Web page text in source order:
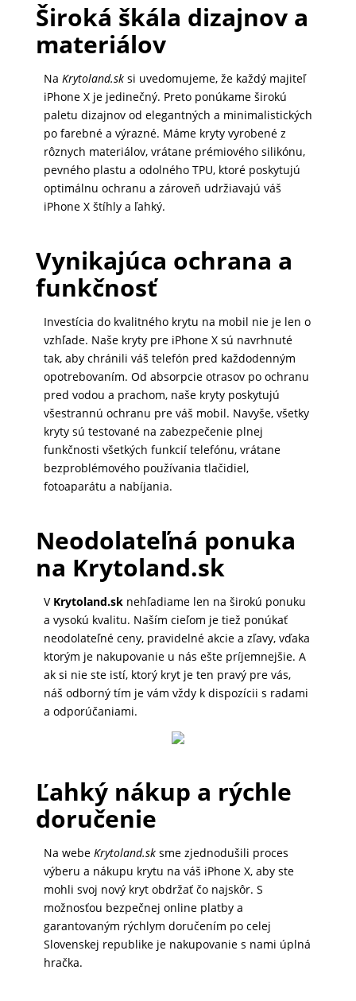
TABLETY
NOTEBOOK
GAMING
SMART
DOMÁCNOSŤ
POPSOCKETY
PRÍSLUŠENSTVO
FOTO,
OUTDOOR
ZDRAVIE
Široká škála dizajnov a
materiálov
Na Krytoland.sksi uvedomujeme, že každý majiteľ
iPhone X je jedinečný. Preto ponúkame širokú
paletu dizajnov od elegantných a minimalistických
po farebné a výrazné. Máme kryty vyrobené z
rôznych materiálov, vrátane prémiového silikónu,
pevného plastu a odolného TPU, ktoré poskytujú
optimálnu ochranu a zároveň udržiavajú váš
iPhone X štíhly a ľahký.
Vynikajúca ochrana a
funkčnosť
Investícia do kvalitného krytu na mobil nie je len o
vzhľade. Naše kryty pre iPhone X sú navrhnuté
tak, aby chránili váš telefón pred každodenným
opotrebovaním. Od absorpcie otrasov po ochranu
pred vodou a prachom, naše kryty poskytujú
všestrannú ochranu pre váš mobil. Navyše, všetky
kryty sú testované na zabezpečenie plnej
funkčnosti všetkých funkcií telefónu, vrátane
bezproblémového používania tlačidiel,
fotoaparátu a nabíjania.
Neodolateľná ponuka
na Krytoland.sk
V Krytoland.sknehľadiame len na širokú ponuku
a vysokú kvalitu. Naším cieľom je tiež ponúkať
neodolateľné ceny, pravidelné akcie a zľavy, vďaka
ktorým je nakupovanie u nás ešte príjemnejšie. A
ak si nie ste istí, ktorý kryt je ten pravý pre vás,
náš odborný tím je vám vždy k dispozícii s radami
a odporúčaniami.
Ľahký nákup a rýchle
doručenie
Na webe Krytoland.sksme zjednodušili proces
výberu a nákupu krytu na váš iPhone X, aby ste
mohli svoj nový kryt obdržať čo najskôr. S
možnosťou bezpečnej online platby a
garantovaným rýchlym doručením po celej
Slovenskej republike je nakupovanie s nami úplná
hračka.